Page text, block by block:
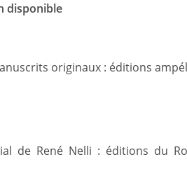
disponible
originaux : éditions
de René Nelli : éditions du